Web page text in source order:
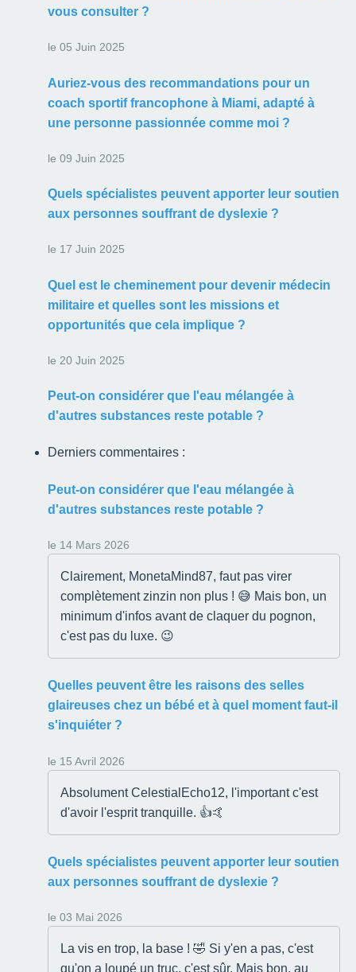
vous consulter ?
le 05 Juin 2025
Auriez-vous des recommandations pour un
coach sportif francophone à Miami, adapté à
une personne passionnée comme moi ?
le 09 Juin 2025
Quels spécialistes peuvent apporter leur soutien
aux personnes souffrant de dyslexie ?
le 17 Juin 2025
Quel est le cheminement pour devenir médecin
militaire et quelles sont les missions et
opportunités que cela implique ?
le 20 Juin 2025
Peut-on considérer que l'eau mélangée à
d'autres substances reste potable ?
Derniers commentaires :
Peut-on considérer que l'eau mélangée à
d'autres substances reste potable ?
le 14 Mars 2026
Clairement, MonetaMind87, faut pas virer
complètement zinzin non plus ! 😅 Mais bon, un
minimum d'infos avant de claquer du pognon,
c'est pas du luxe. 😉
Quelles peuvent être les raisons des selles
glaireuses chez un bébé et à quel moment faut-il
s'inquiéter ?
le 15 Avril 2026
Absolument CelestialEcho12, l'important c'est
d'avoir l'esprit tranquille. 👍🤙
Quels spécialistes peuvent apporter leur soutien
aux personnes souffrant de dyslexie ?
le 03 Mai 2026
La vis en trop, la base ! 🤣 Si y'en a pas, c'est
qu'on a loupé un truc, c'est sûr. Mais bon, au